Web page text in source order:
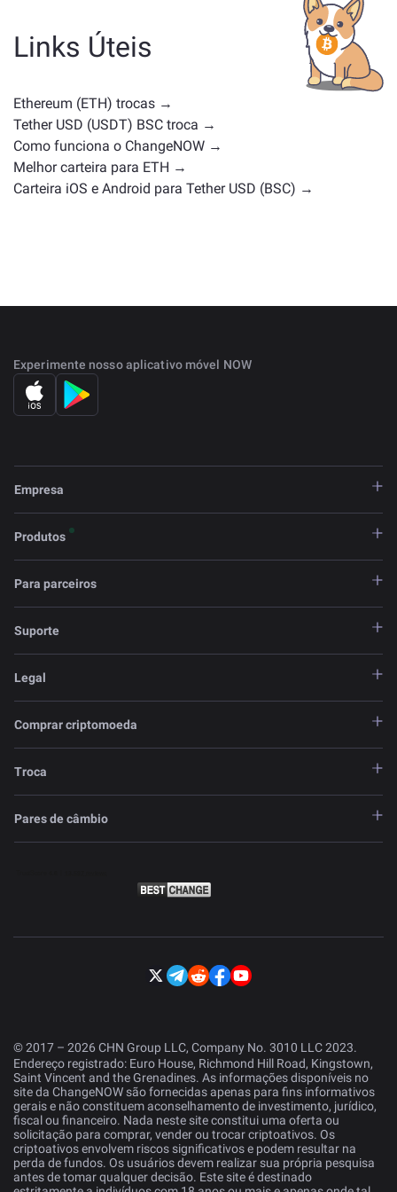
moeda de governança ou qualquer outro tipo.
Alternativas comuns incluem outras criptomoedas
com casos de uso ou posições de mercado
semelhantes. Confira todos os ativos disponíveis para
troca na página principal de troca
Links Úteis
Ethereum (ETH) trocas →
Tether USD (USDT) BSC troca →
Como funciona o ChangeNOW →
Melhor carteira para ETH →
Carteira iOS e Android para Tether USD (BSC) →
Experimente nosso aplicativo móvel NOW
Empresa
Produtos
Para parceiros
Suporte
Legal
Comprar criptomoeda
Troca
Pares de câmbio
© 2017 – 2026 CHN Group LLC, Company No. 3010 LLC 2023.
Endereço registrado: Euro House, Richmond Hill Road, Kingstown,
Saint Vincent and the Grenadines. As informações disponíveis no
site da ChangeNOW são fornecidas apenas para fins informativos
gerais e não constituem aconselhamento de investimento, jurídico,
fiscal ou financeiro. Nada neste site constitui uma oferta ou
solicitação para comprar, vender ou trocar criptoativos. Os
criptoativos envolvem riscos significativos e podem resultar na
perda de fundos. Os usuários devem realizar sua própria pesquisa
antes de tomar qualquer decisão. Este site é destinado